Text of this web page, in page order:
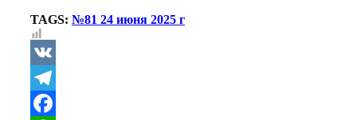
TAGS: №81 24 июня 2025 г
VK
Telegram